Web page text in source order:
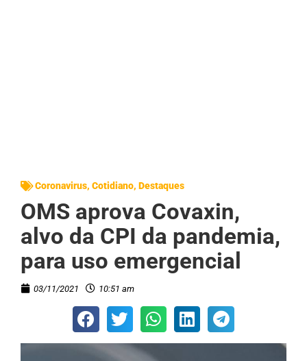
Coronavirus, Cotidiano, Destaques
OMS aprova Covaxin,
alvo da CPI da pandemia,
para uso emergencial
03/11/2021 10:51 am